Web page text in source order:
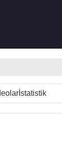
İstatistik